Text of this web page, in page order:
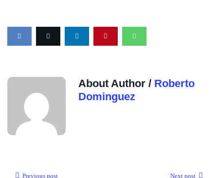
About Author / Roberto
Dominguez
Previous post Next post